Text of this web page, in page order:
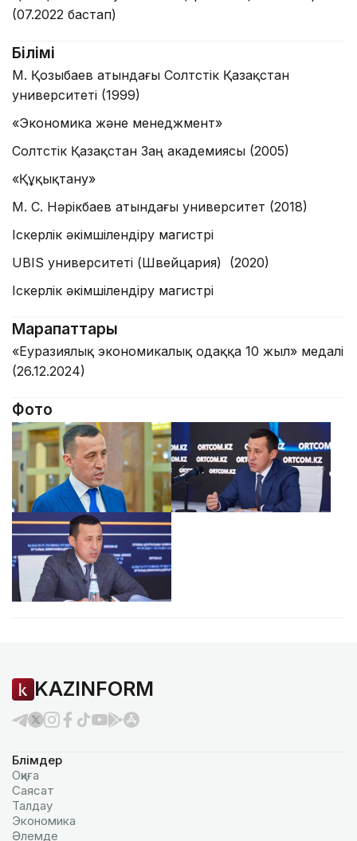
(07.2022 бастап)
Білімі
М. Қозыбаев атындағы Солтүстік Қазақстан
университеті (1999)
«Экономика және менеджмент»
Солтүстік Қазақстан Заң академиясы (2005)
«Құқықтану»
М. С. Нәрікбаев атындағы университет (2018)
Іскерлік әкімшілендіру магистрі
UBIS университеті (Швейцария) (2020)
Іскерлік әкімшілендіру магистрі
Марапаттары
«Еуразиялық экономикалық одаққа 10 жыл» медалі
(26.12.2024)
Фото
KAZINFORM
Бөлімдер
Оқиға
Саясат
Талдау
Экономика
Әлемде